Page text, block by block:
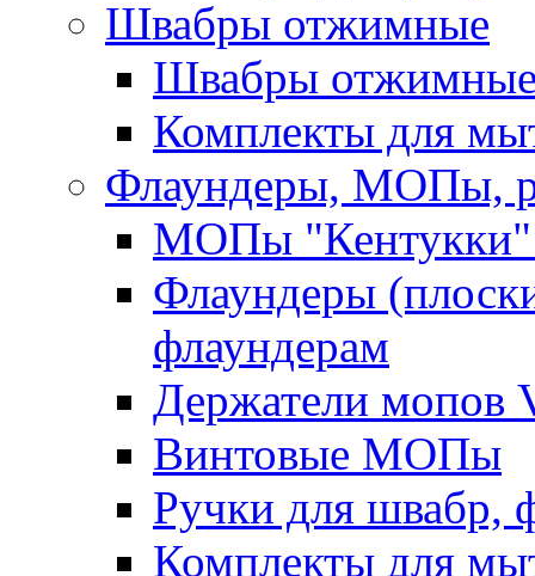
Швабры отжимные
Швабры
Комплекты для
Флаундеры, МОПы,
МОПы "Кентукки"
Флаундеры
флаундерам
Держатели мопов
Винтовые МОПы
Ручки для швабр,
Комплекты для